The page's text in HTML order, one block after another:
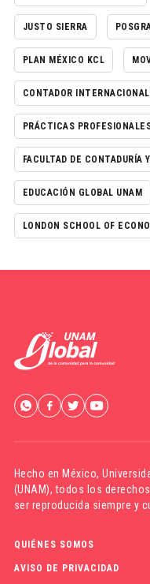
JUSTO SIERRA
PLAN MÉXICO KCL
CONTADOR INTERNACIONAL
PRÁCTICAS
FACULTAD DE CONTADURÍA
EDUCACIÓN GLOBAL UNAM
LONDON SCHOOL OF
Hecho en México,
(UNAM), todos los
ser reproducida siempre y
QUIÉNES SOMOS
AVISO DE PRIVACIDAD